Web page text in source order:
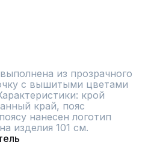
из прозрачного
с вышитыми цветами
крой
край, пояс
нанесен логотип
изделия 101 см.